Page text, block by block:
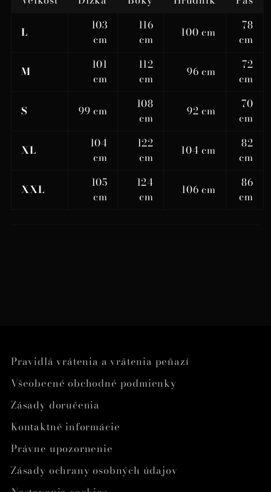
L
103
cm
116
cm
100 cm
78
cm
M
101
cm
112
cm
96 cm
72
cm
S 99 cm
108
cm
92 cm
70
cm
XL
104
cm
122
cm
104 cm
82
cm
XXL
105
cm
124
cm
106 cm
86
cm
Pravidlá vrátenia a vrátenia peňazí
Všeobecné obchodné podmienky
Zásady doručenia
Kontaktné informácie
Právne upozornenie
Zásady ochrany osobných údajov